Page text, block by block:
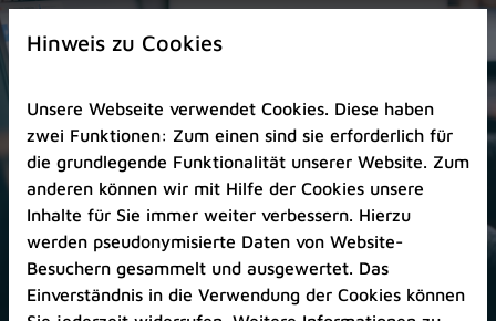
Zur
Startseite
Zum
Seitenanfang
springen
(Schnelltaste
A)
Zur
Navigation/Menü
springen
Hinweis zu Cookies
Unsere Webseite verwendet Cookies. Diese haben
zwei Funktionen: Zum einen sind sie erforderlich für
die grundlegende Funktionalität unserer Website. Zum
anderen können wir mit Hilfe der Cookies unsere
Inhalte für Sie immer weiter verbessern. Hierzu
werden pseudonymisierte Daten von Website-
Besuchern gesammelt und ausgewertet. Das
Einverständnis in die Verwendung der Cookies können